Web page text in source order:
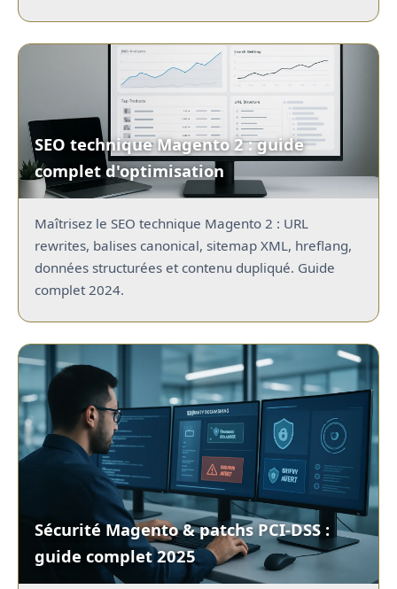
SEO technique Magento 2 : guide
complet d'optimisation
Maîtrisez le SEO technique Magento 2 : URL
rewrites, balises canonical, sitemap XML, hreflang,
données structurées et contenu dupliqué. Guide
complet 2024.
Sécurité Magento & patchs PCI-DSS :
guide complet 2025